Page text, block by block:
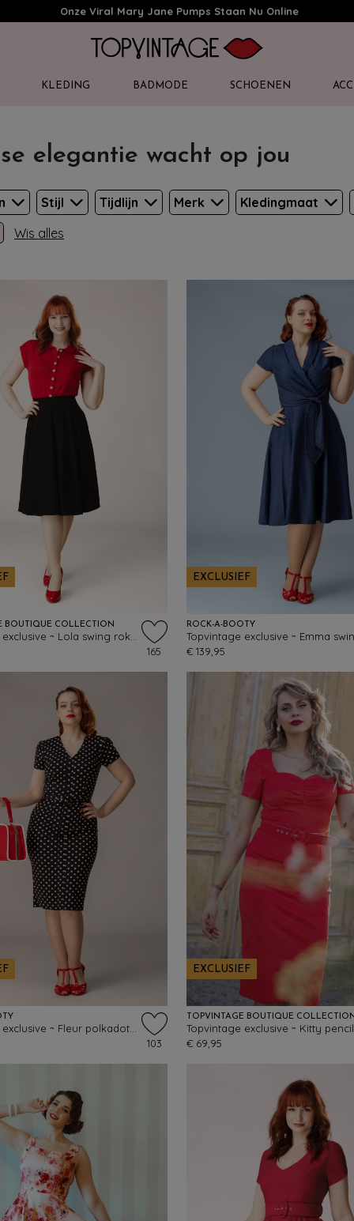
Onze Viral Mary Jane Pumps Staan Nu Online
KLEDING BADMODE SCHOENEN
elegantie wacht op jou
Stijl Tijdlijn Merk Kledingmaat
Wis alles
BOUTIQUE COLLECTION
165
EXCLUSIEF
ROCK-A-BOOTY
€ 139,95
103
EXCLUSIEF
TOPVINTAGE BOUTIQUE
€ 69,95